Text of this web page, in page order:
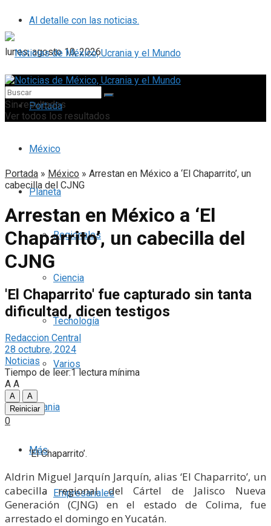
Al detalle con las noticias.
lunes, agosto 10, 2026
Portada
México
Planeta
Regionales
Ciencia
Tecnología
Varios
Ucrania
Más
Empresariales
Sin resultados
Ver todos los resultados
Portada » México » Arrestan en México a ‘El Chaparrito’, un
cabecilla del CJNG
Arrestan en México a ‘El
Chaparrito’, un cabecilla del
CJNG
'El Chaparrito' fue capturado sin tanta
dificultad, dicen testigos
Redaccion Central
28 octubre, 2024
Noticias
Tiempo de leer:1 lectura mínima
A A
A
A
Reiniciar
0
‘El Chaparrito’.
Aldrin Miguel Jarquín Jarquín, alias ‘El Chaparrito’, un
cabecilla regional del Cártel de Jalisco Nueva
Generación (CJNG) en el estado de Colima, fue
arrestado el domingo en Yucatán.